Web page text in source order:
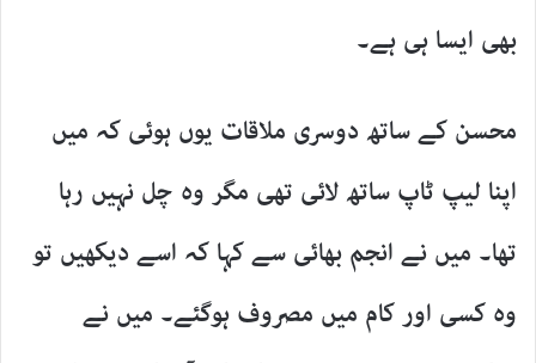
بھی ایسا ہی ہے۔
محسن کے ساتھ دوسری ملاقات یوں ہوئی کہ میں
اپنا لیپ ٹاپ ساتھ لائی تھی مگر وہ چل نہیں رہا
تھا۔ میں نے انجم بھائی سے کہا کہ اسے دیکھیں تو
وہ کسی اور کام میں مصروف ہوگئے۔ میں نے